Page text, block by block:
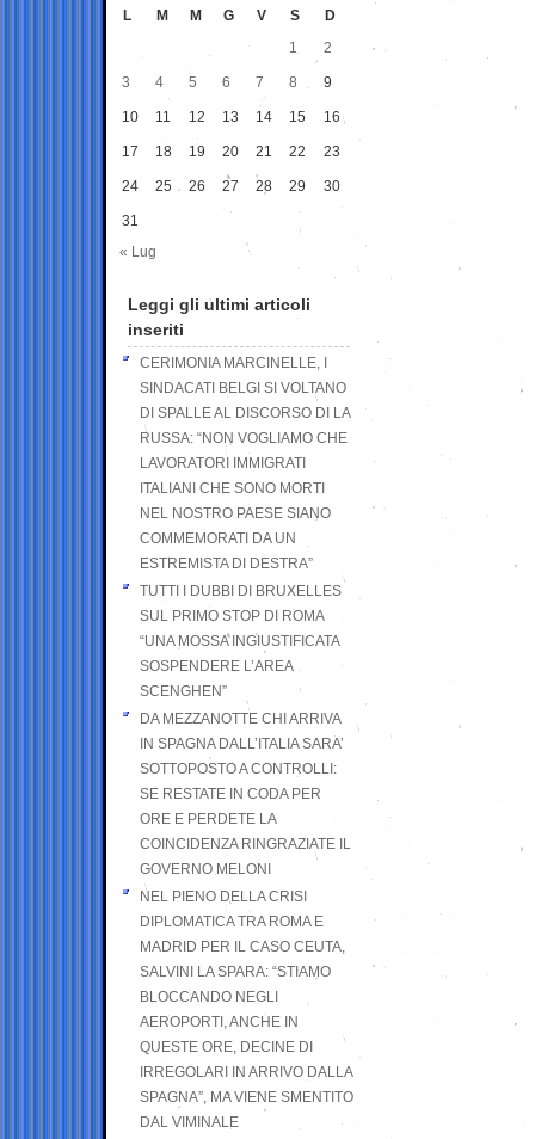
L M M G V S
D
1
2
3 4 5 6 7 8 9
10 11 12 13 14 15 16
17 18 19 20 21 22 23
24 25 26 27 28 29 30
31
« Lug
Leggi gli ultimi articoli
inseriti
CERIMONIA MARCINELLE, I
SINDACATI BELGI SI VOLTANO
DI SPALLE AL DISCORSO DI LA
RUSSA: “NON VOGLIAMO CHE
LAVORATORI IMMIGRATI
ITALIANI CHE SONO MORTI
NEL NOSTRO PAESE SIANO
COMMEMORATI DA UN
ESTREMISTA DI DESTRA”
TUTTI I DUBBI DI BRUXELLES
SUL PRIMO STOP DI ROMA
“UNA MOSSA INGIUSTIFICATA
SOSPENDERE L’AREA
SCENGHEN”
DA MEZZANOTTE CHI ARRIVA
IN SPAGNA DALL’ITALIA SARA’
SOTTOPOSTO A CONTROLLI:
SE RESTATE IN CODA PER
ORE E PERDETE LA
COINCIDENZA RINGRAZIATE IL
GOVERNO MELONI
NEL PIENO DELLA CRISI
DIPLOMATICA TRA ROMA E
MADRID PER IL CASO CEUTA,
SALVINI LA SPARA: “STIAMO
BLOCCANDO NEGLI
AEROPORTI, ANCHE IN
QUESTE ORE, DECINE DI
IRREGOLARI IN ARRIVO DALLA
SPAGNA”, MA VIENE SMENTITO
DAL VIMINALE